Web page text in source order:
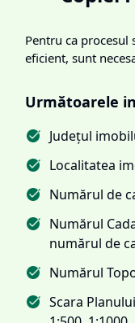
Pentru ca procesul
eficient, sunt
Următoarele
Județul
Localitatea
Numărul de
Numărul
numărul de
Numărul
Scara